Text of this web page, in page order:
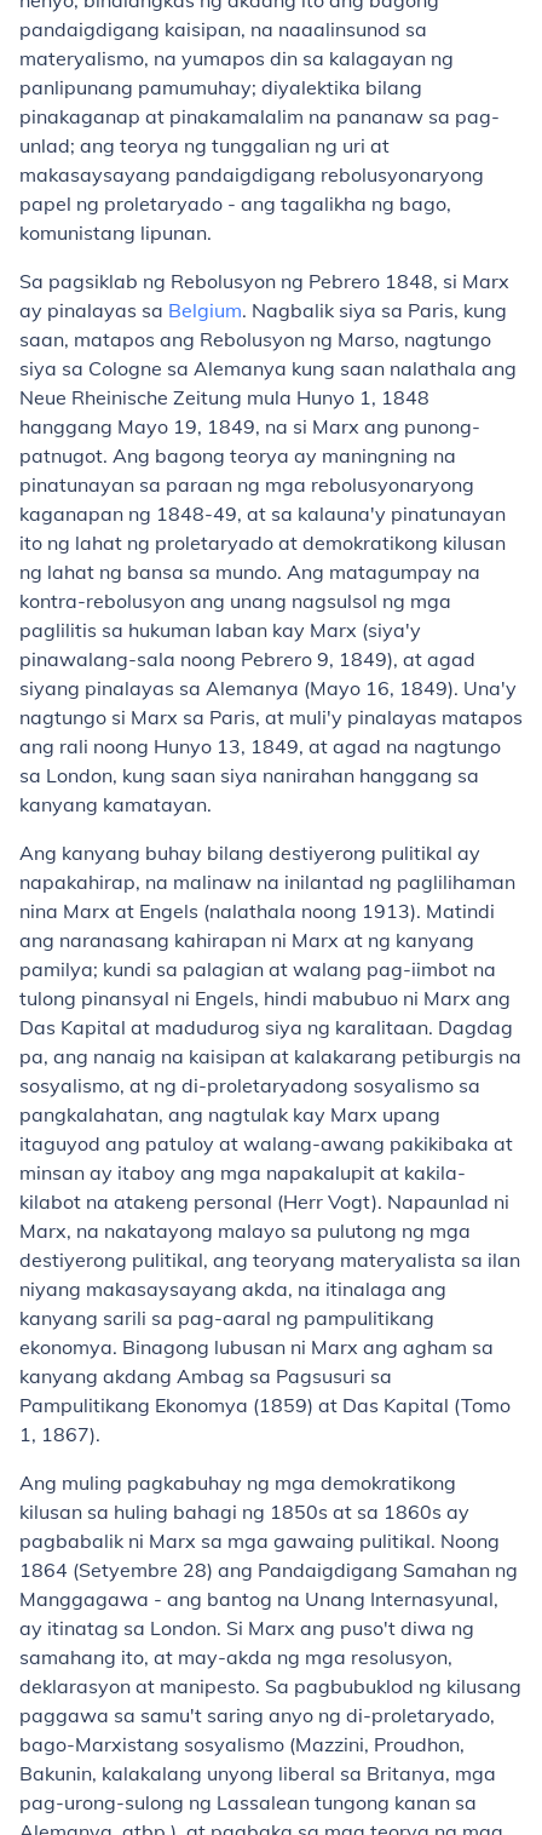
pandaigdigang kaisipan, na naaalinsunod sa
materyalismo, na yumapos din sa kalagayan ng
panlipunang pamumuhay; diyalektika bilang
pinakaganap at pinakamalalim na pananaw sa pag-
unlad; ang teorya ng tunggalian ng uri at
makasaysayang pandaigdigang rebolusyonaryong
papel ng proletaryado - ang tagalikha ng bago,
komunistang lipunan.
Sa pagsiklab ng Rebolusyon ng Pebrero 1848, si Marx
ay pinalayas sa Belgium. Nagbalik siya sa Paris, kung
saan, matapos ang Rebolusyon ng Marso, nagtungo
siya sa Cologne sa Alemanya kung saan nalathala ang
Neue Rheinische Zeitung mula Hunyo 1, 1848
hanggang Mayo 19, 1849, na si Marx ang punong-
patnugot. Ang bagong teorya ay maningning na
pinatunayan sa paraan ng mga rebolusyonaryong
kaganapan ng 1848-49, at sa kalauna'y pinatunayan
ito ng lahat ng proletaryado at demokratikong kilusan
ng lahat ng bansa sa mundo. Ang matagumpay na
kontra-rebolusyon ang unang nagsulsol ng mga
paglilitis sa hukuman laban kay Marx (siya'y
pinawalang-sala noong Pebrero 9, 1849), at agad
siyang pinalayas sa Alemanya (Mayo 16, 1849). Una'y
nagtungo si Marx sa Paris, at muli'y pinalayas matapos
ang rali noong Hunyo 13, 1849, at agad na nagtungo
sa London, kung saan siya nanirahan hanggang sa
kanyang kamatayan.
Ang kanyang buhay bilang destiyerong pulitikal ay
napakahirap, na malinaw na inilantad ng paglilihaman
nina Marx at Engels (nalathala noong 1913). Matindi
ang naranasang kahirapan ni Marx at ng kanyang
pamilya; kundi sa palagian at walang pag-iimbot na
tulong pinansyal ni Engels, hindi mabubuo ni Marx ang
Das Kapital at madudurog siya ng karalitaan. Dagdag
pa, ang nanaig na kaisipan at kalakarang petiburgis na
sosyalismo, at ng di-proletaryadong sosyalismo sa
pangkalahatan, ang nagtulak kay Marx upang
itaguyod ang patuloy at walang-awang pakikibaka at
minsan ay itaboy ang mga napakalupit at kakila-
kilabot na atakeng personal (Herr Vogt). Napaunlad ni
Marx, na nakatayong malayo sa pulutong ng mga
destiyerong pulitikal, ang teoryang materyalista sa ilan
niyang makasaysayang akda, na itinalaga ang
kanyang sarili sa pag-aaral ng pampulitikang
ekonomya. Binagong lubusan ni Marx ang agham sa
kanyang akdang Ambag sa Pagsusuri sa
Pampulitikang Ekonomya (1859) at Das Kapital (Tomo
1, 1867).
Ang muling pagkabuhay ng mga demokratikong
kilusan sa huling bahagi ng 1850s at sa 1860s ay
pagbabalik ni Marx sa mga gawaing pulitikal. Noong
1864 (Setyembre 28) ang Pandaigdigang Samahan ng
Manggagawa - ang bantog na Unang Internasyunal,
ay itinatag sa London. Si Marx ang puso't diwa ng
samahang ito, at may-akda ng mga resolusyon,
deklarasyon at manipesto. Sa pagbubuklod ng kilusang
paggawa sa samu't saring anyo ng di-proletaryado,
bago-Marxistang sosyalismo (Mazzini, Proudhon,
Bakunin, kalakalang unyong liberal sa Britanya, mga
pag-urong-sulong ng Lassalean tungong kanan sa